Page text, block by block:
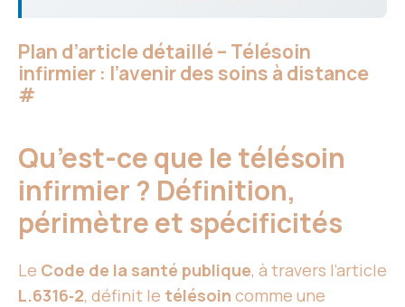
Plan d’article détaillé – Télésoin
infirmier : l’avenir des soins à distance
#
Qu’est-ce que le télésoin
infirmier ? Définition,
périmètre et spécificités
Le Code de la santé publique, à travers l’article
L.6316‑2, définit le télésoin comme une